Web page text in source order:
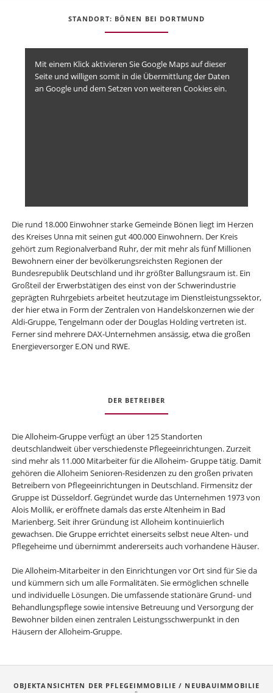
STANDORT: BÖNEN BEI DORTMUND
Mit einem Klick aktivieren Sie Google Maps auf dieser
Seite und willigen somit in die Übermittlung der Daten
an Google und dem Setzen von weiteren Cookies ein.
Die rund 18.000 Einwohner starke Gemeinde Bönen liegt im Herzen
des Kreises Unna mit seinen gut 400.000 Einwohnern. Der Kreis
gehört zum Regionalverband Ruhr, der mit mehr als fünf Millionen
Bewohnern einer der bevölkerungsreichsten Regionen der
Bundesrepublik Deutschland und ihr größter Ballungsraum ist. Ein
Großteil der Erwerbstätigen des einst von der Schwerindustrie
geprägten Ruhrgebiets arbeitet heutzutage im Dienstleistungssektor,
der hier etwa in Form der Zentralen von Handelskonzernen wie der
Aldi-Gruppe, Tengelmann oder der Douglas Holding vertreten ist.
Ferner sind mehrere DAX-Unternehmen ansässig, etwa die großen
Energieversorger E.ON und RWE.
DER BETREIBER
Die Alloheim-Gruppe verfügt an über 125 Standorten
deutschlandweit über verschiedenste Pflegeeinrichtungen. Zurzeit
sind mehr als 11.000 Mitarbeiter für die Alloheim- Gruppe tätig. Damit
gehören die Alloheim Senioren-Residenzen zu den großen privaten
Betreibern von Pflegeeinrichtungen in Deutschland. Firmensitz der
Gruppe ist Düsseldorf. Gegründet wurde das Unternehmen 1973 von
Alois Mollik, er eröffnete damals das erste Altenheim in Bad
Marienberg. Seit ihrer Gründung ist Alloheim kontinuierlich
gewachsen. Die Gruppe errichtet einerseits selbst neue Alten- und
Pflegeheime und übernimmt andererseits auch vorhandene Häuser.
Die Alloheim-Mitarbeiter in den Einrichtungen vor Ort sind für Sie da
und kümmern sich um alle Formalitäten. Sie ermöglichen schnelle
und individuelle Lösungen. Die umfassende stationäre Grund- und
Behandlungspflege sowie intensive Betreuung und Versorgung der
Bewohner bilden einen zentralen Leistungsschwerpunkt in den
Häusern der Alloheim-Gruppe.
OBJEKTANSICHTEN DER PFLEGEIMMOBILIE / NEUBAUIMMOBILIE